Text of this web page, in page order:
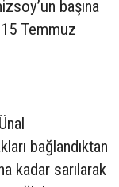
başına
Temmuz
bağlandıktan
kadar sarılarak